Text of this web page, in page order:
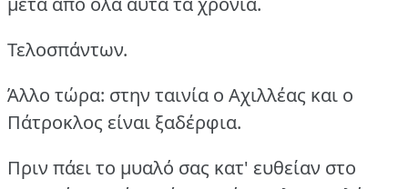
Τελοσπάντων.
Άλλο τώρα: στην ταινία ο Αχιλλέας και ο
Πάτροκλος είναι ξαδέρφια.
Πριν πάει το μυαλό σας κατ' ευθείαν στο